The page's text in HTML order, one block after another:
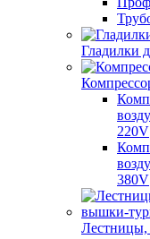
Гладилки
220V
380V
Лестницы,